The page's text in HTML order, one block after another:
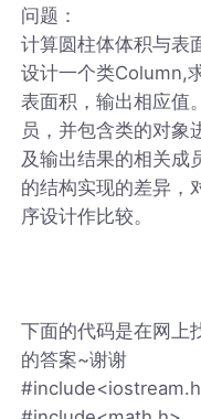
问题：
计算圆柱体体积与表
设计一个类Column,
表面积，输出相应值
员，并包含类的对象
及输出结果的相关成
的结构实现的差异，
序设计作比较。
下面的代码是在网上
的答案~谢谢